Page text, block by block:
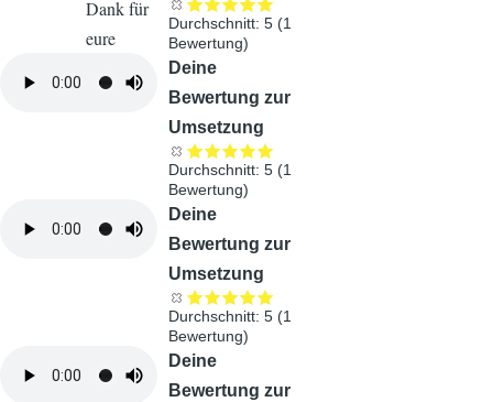
Durchschnitt:5 (1
Bewertung)
Deine
Bewertung zur
Umsetzung
Durchschnitt:5 (1
Bewertung)
Deine
Bewertung zur
Umsetzung
Durchschnitt:5 (1
Bewertung)
Deine
Bewertung zur
Dank für
eure